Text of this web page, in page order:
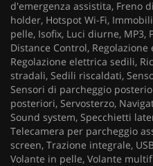
d'emergenza assistita, Freno
holder, Hotspot Wi-Fi,
pelle, Isofix, Luci diurne, MP3,
Distance Control,
Regolazione elettrica sedili,
stradali, Sedili riscaldati,
Sensori di parcheggio
posteriori, Servosterzo,
Sound system, Specchietti
Telecamera per parcheggio
screen, Trazione integrale,
Volante in pelle, Volante